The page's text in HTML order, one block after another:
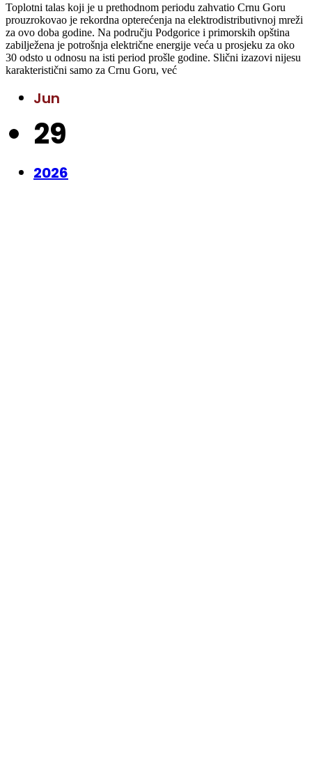
Toplotni talas koji je u prethodnom periodu zahvatio Crnu Goru
prouzrokovao je rekordna opterećenja na elektrodistributivnoj mreži
za ovo doba godine. Na području Podgorice i primorskih opština
zabilježena je potrošnja električne energije veća u prosjeku za oko
30 odsto u odnosu na isti period prošle godine. Slični izazovi nijesu
karakteristični samo za Crnu Goru, već
Jun
29
2026